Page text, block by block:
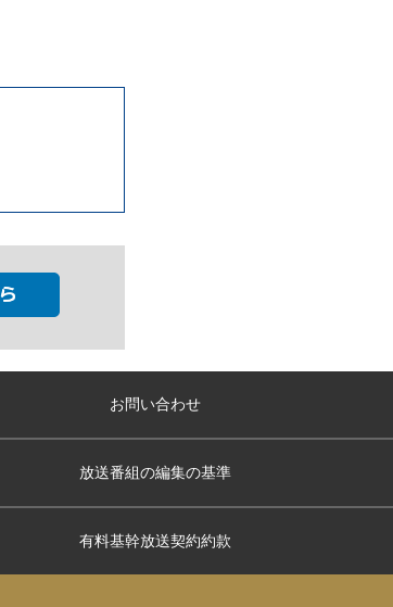
お問い合わせ
放送番組の編集の基準
有料基幹放送契約約款